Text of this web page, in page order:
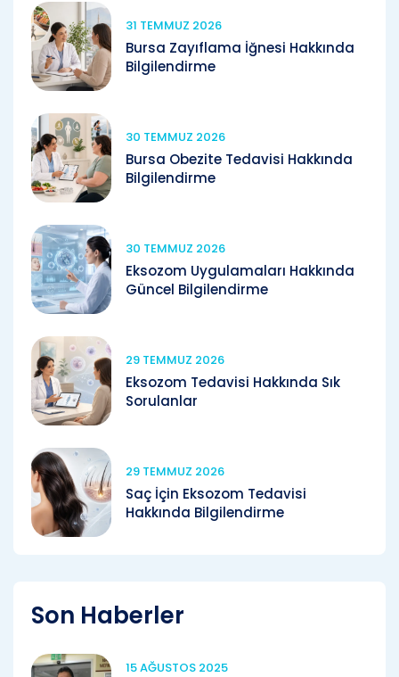
31 TEMMUZ 2026
Bursa Zayıflama İğnesi Hakkında
Bilgilendirme
30 TEMMUZ 2026
Bursa Obezite Tedavisi Hakkında
Bilgilendirme
30 TEMMUZ 2026
Eksozom Uygulamaları Hakkında
Güncel Bilgilendirme
29 TEMMUZ 2026
Eksozom Tedavisi Hakkında Sık
Sorulanlar
29 TEMMUZ 2026
Saç İçin Eksozom Tedavisi
Hakkında Bilgilendirme
Son Haberler
15 AĞUSTOS 2025